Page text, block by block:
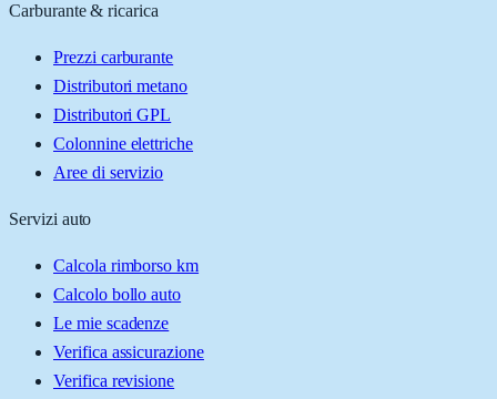
Carburante & ricarica
Prezzi carburante
Distributori metano
Distributori GPL
Colonnine elettriche
Aree di servizio
Servizi auto
Calcola rimborso km
Calcolo bollo auto
Le mie scadenze
Verifica assicurazione
Verifica revisione